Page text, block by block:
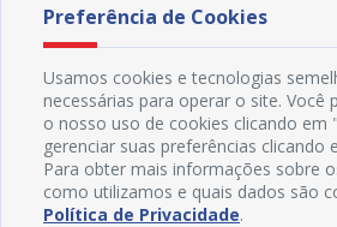
Preferência de Cookies
Usamos cookies e tecnologias
necessárias para operar o site. Você
o nosso uso de cookies clicando em
gerenciar suas preferências clicando
Para obter mais informações sobre
como utilizamos e quais dados são
Política de Privacidade.